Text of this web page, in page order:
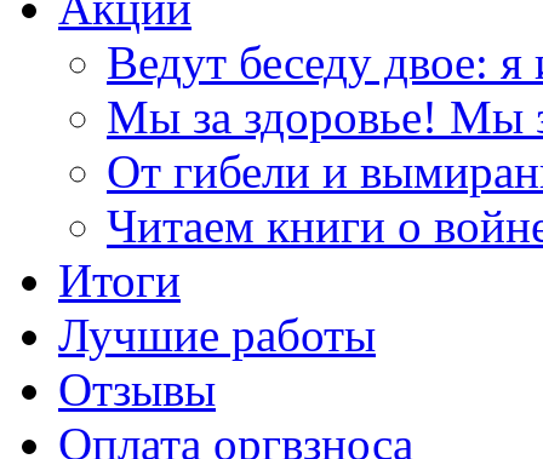
Ведут беседу двое: я
Мы за здоровье! Мы
От гибели и
Читаем книги о
Итоги
Лучшие работы
Отзывы
Оплата оргвзноса